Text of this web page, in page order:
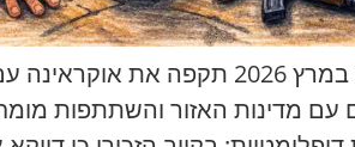
איראן ב-30 במרץ 2026
מדינות האזור והשתתפות